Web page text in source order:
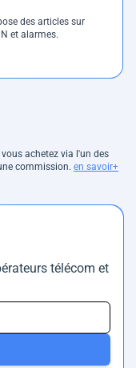
des articles sur
et alarmes.
achetez via l'un des
commission. en savoir+
télécom et